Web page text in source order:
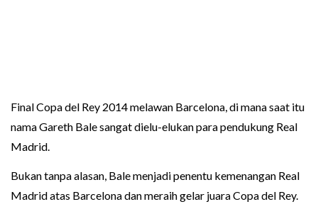
Final Copa del Rey 2014 melawan Barcelona, di mana saat itu
nama Gareth Bale sangat dielu-elukan para pendukung Real
Madrid.
Bukan tanpa alasan, Bale menjadi penentu kemenangan Real
Madrid atas Barcelona dan meraih gelar juara Copa del Rey.